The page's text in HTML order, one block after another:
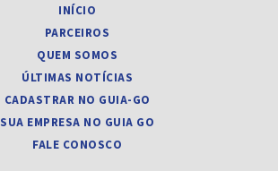
INÍCIO
PARCEIROS
QUEM SOMOS
ÚLTIMAS NOTÍCIAS
CADASTRAR NO GUIA-GO
SUA EMPRESA NO GUIA GO
FALE CONOSCO